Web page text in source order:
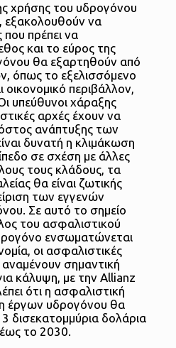
χρήσης του υδρογόνου
εξακολουθούν να
πρέπει να
και το εύρος της
θα εξαρτηθούν από
όπως το εξελισσόμενο
οικονομικό περιβάλλον,
υπεύθυνοι χάραξης
αρχές έχουν να
ανάπτυξης των
δυνατή η κλιμάκωση
σε σχέση με άλλες
τους κλάδους, τα
θα είναι ζωτικής
των εγγενών
Σε αυτό το σημείο
του ασφαλιστικού
ενσωματώνεται
οι ασφαλιστικές
αναμένουν σημαντική
κάλυψη, με την Allianz
ότι η ασφαλιστική
έργων υδρογόνου θα
δισεκατομμύρια δολάρια
το 2030.